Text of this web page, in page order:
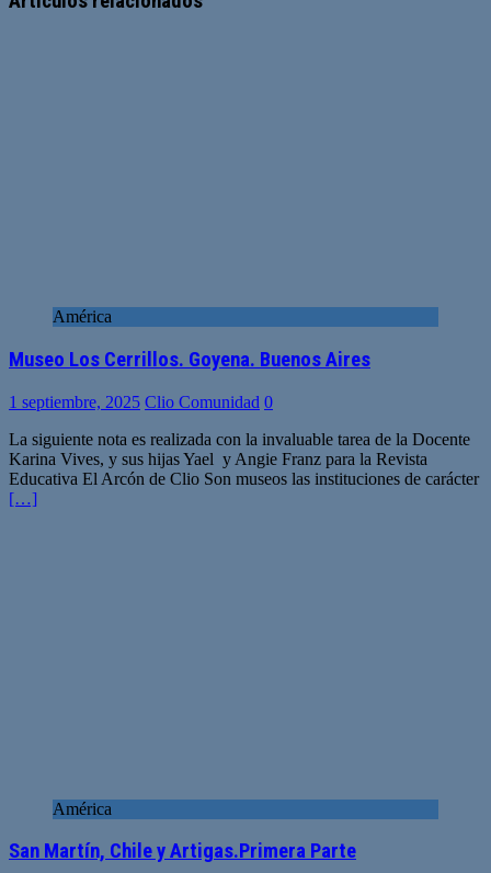
América
Museo Los Cerrillos. Goyena. Buenos Aires
1 septiembre, 2025 Clio Comunidad 0
La siguiente nota es realizada con la invaluable tarea de la Docente
Karina Vives, y sus hijas Yael y Angie Franz para la Revista
Educativa El Arcón de Clio Son museos las instituciones de carácter
[…]
América
San Martín, Chile y Artigas.Primera Parte